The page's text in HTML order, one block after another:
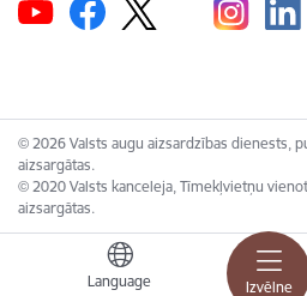
Izvēlne
Language
© 2026 Valsts augu aizsardzības dienests,
aizsargātas.
© 2020 Valsts kanceleja, Tīmekļvietņu
aizsargātas.